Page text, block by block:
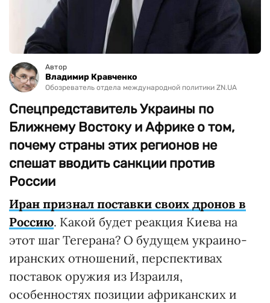
Автор
Владимир Кравченко
Обозреватель отдела международной политики ZN.UA
Спецпредставитель Украины по
Ближнему Востоку и Африке о том,
почему страны этих регионов не
спешат вводить санкции против
России
Иран признал поставки своих дронов в
Россию. Какой будет реакция Киева на
этот шаг Тегерана? О будущем украино-
иранских отношений, перспективах
поставок оружия из Израиля,
особенностях позиции африканских и